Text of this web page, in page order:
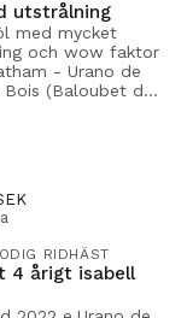
utstrålning
med mycket
och wow faktor
- Urano de
Bois (Baloubet du
sport
Röntgad
med ett
benställ. Han
bli en mycket
RIDHÄST
4 årigt isabell